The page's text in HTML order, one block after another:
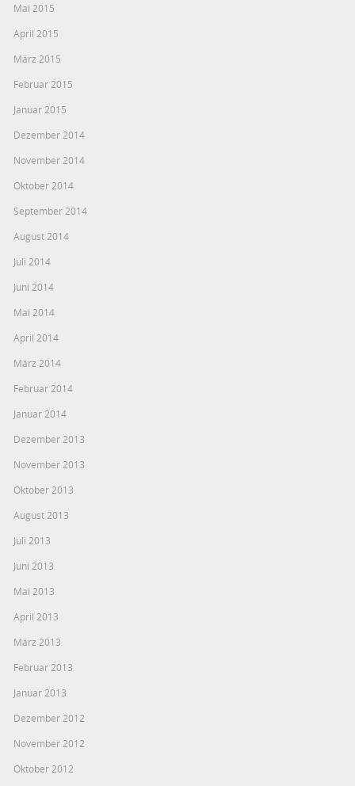
Mai 2015
April 2015
März 2015
Februar 2015
Januar 2015
Dezember 2014
November 2014
Oktober 2014
September 2014
August 2014
Juli 2014
Juni 2014
Mai 2014
April 2014
März 2014
Februar 2014
Januar 2014
Dezember 2013
November 2013
Oktober 2013
August 2013
Juli 2013
Juni 2013
Mai 2013
April 2013
März 2013
Februar 2013
Januar 2013
Dezember 2012
November 2012
Oktober 2012